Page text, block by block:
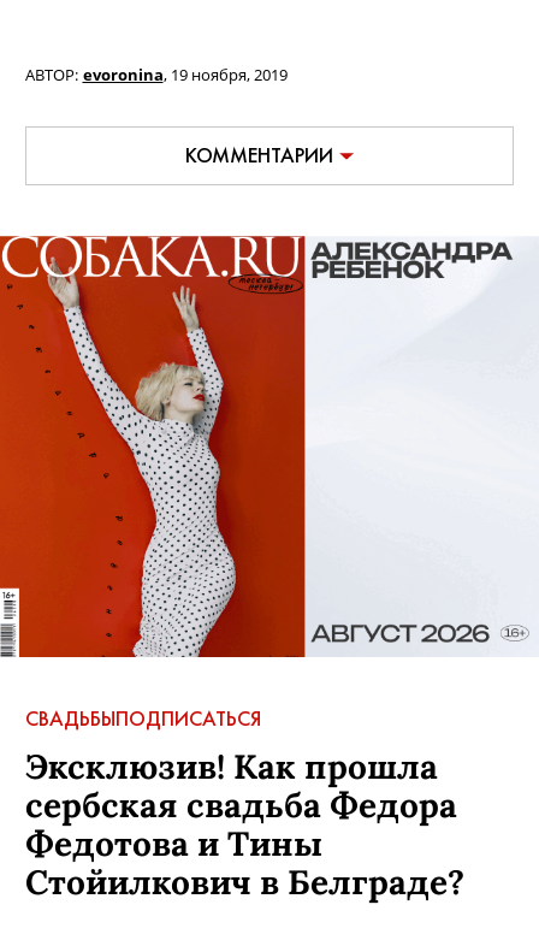
АВТОР: evoronina, 19 ноября, 2019
КОММЕНТАРИИ
СВАДЬБЫПОДПИСАТЬСЯ
Эксклюзив! Как прошла
сербская свадьба Федора
Федотова и Тины
Стойилкович в Белграде?